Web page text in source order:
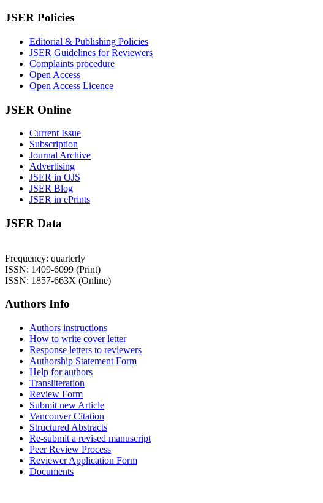
JSER Policies
Editorial & Publishing Policies
JSER Guidelines for Reviewers
Complaints procedure
Open Access
Open Access Licence
JSER Online
Current Issue
Subscription
Journal Archive
Advertising
JSER in OJS
JSER Blog
JSER in ePrints
JSER Data
Frequency: quarterly
ISSN: 1409-6099 (Print)
ISSN: 1857-663X (Online)
Authors Info
Authors instructions
How to write cover letter
Response letters to reviewers
Authorship Statement Form
Help for authors
Transliteration
Review Form
Submit new Article
Vancouver Citation
Structured Abstracts
Re-submit a revised manuscript
Peer Review Process
Reviewer Application Form
Documents